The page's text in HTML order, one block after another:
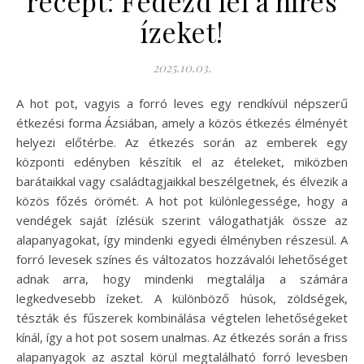
ízeket!
2025.10.03.
A hot pot, vagyis a forró leves egy rendkívül népszerű
étkezési forma Ázsiában, amely a közös étkezés élményét
helyezi előtérbe. Az étkezés során az emberek egy
központi edényben készítik el az ételeket, miközben
barátaikkal vagy családtagjaikkal beszélgetnek, és élvezik a
közös főzés örömét. A hot pot különlegessége, hogy a
vendégek saját ízlésük szerint válogathatják össze az
alapanyagokat, így mindenki egyedi élményben részesül. A
forró levesek színes és változatos hozzávalói lehetőséget
adnak arra, hogy mindenki megtalálja a számára
legkedvesebb ízeket. A különböző húsok, zöldségek,
tészták és fűszerek kombinálása végtelen lehetőségeket
kínál, így a hot pot sosem unalmas. Az étkezés során a friss
alapanyagok az asztal körül megtalálható forró levesben